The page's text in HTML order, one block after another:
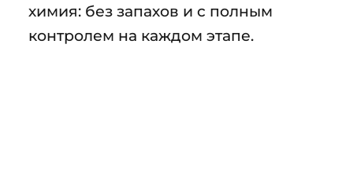
химия: без запахов и с полным
контролем на каждом этапе.